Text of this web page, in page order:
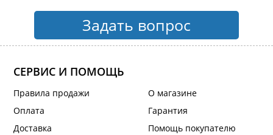
Задать вопрос
СЕРВИС И ПОМОЩЬ
Правила продажи
Оплата
Доставка
О магазине
Гарантия
Помощь покупателю